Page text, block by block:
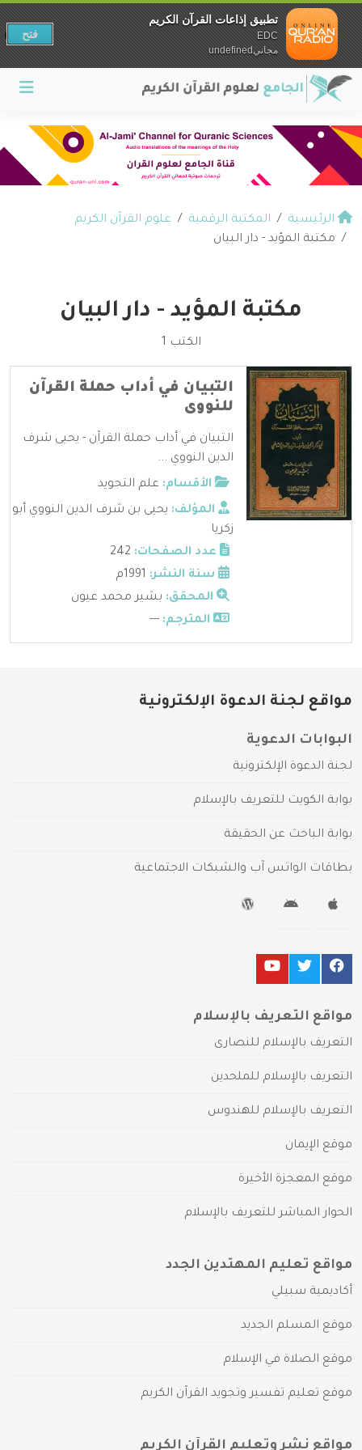
الرئيسية المكتبة الرقمية
علوم القرآن الكريم
مكتبة المؤيد - دار البيان
مكتبة المؤيد - دار البيان
الكتب 1
التبيان في أداب حملة القرآن
للنووى
التبيان في أداب حملة القرآن - يحيى شرف
الدين النووي ...
الأقسام: علم التجويد
المؤلف: يحيى بن شرف الدين النووي أبو
زكريا
عدد الصفحات:
سنة النشر:
المحقق: بشير محمد عيون
المترجم: ---
مواقع لجنة الدعوة الإلكترونية
البوابات الدعوية
لجنة الدعوة الإلكترونية
بوابة الكويت للتعريف بالإسلام
بوابة الباحث عن الحقيقة
بطاقات الواتس آب والشبكات الاجتماعية
مواقع التعريف بالإسلام
التعريف بالإسلام للنصارى
التعريف بالإسلام للملحدين
التعريف بالإسلام للهندوس
موقع الإيمان
موقع المعجزة الأخيرة
الحوار المباشر للتعريف بالإسلام
مواقع تعليم المهتدين الجدد
أكاديمية سبيلي
موقع المسلم الجديد
موقع الصلاة في الإسلام
موقع تعليم تفسير وتجويد القرآن الكريم
مواقع نشر وتعليم القرآن الكريم
تطبيق إذاعات القرآن الكريم
EDC
مجانيundefined
فتح